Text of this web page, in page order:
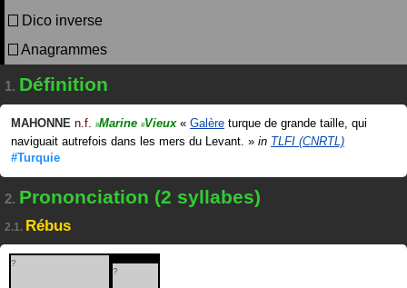
Dico inverse
Anagrammes
1. Définition
MAHONNE n.f. #Marine #Vieux « Galère turque de grande taille, qui
naviguait autrefois dans les mers du Levant. » in TLFI (CNRTL)
#Turquie
2. Prononciation (2 syllabes)
2.1. Rébus
?
?